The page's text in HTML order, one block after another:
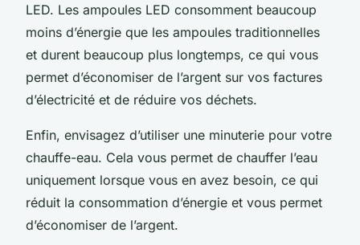
LED. Les ampoules LED consomment beaucoup
moins d’énergie que les ampoules traditionnelles
et durent beaucoup plus longtemps, ce qui vous
permet d’économiser de l’argent sur vos factures
d’électricité et de réduire vos déchets.
Enfin, envisagez d’utiliser une minuterie pour votre
chauffe-eau. Cela vous permet de chauffer l’eau
uniquement lorsque vous en avez besoin, ce qui
réduit la consommation d’énergie et vous permet
d’économiser de l’argent.